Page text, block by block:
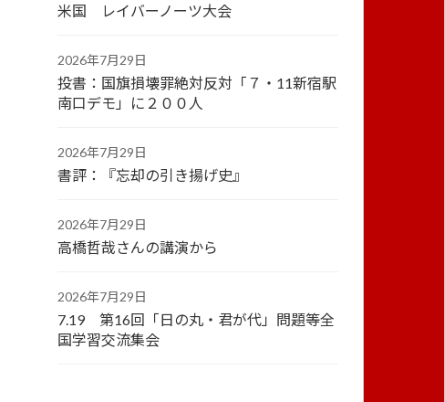
米国 レイバーノーツ大会
2026年7月29日
投書：国旗損壊罪絶対反対「７・11新宿駅
南口デモ」に２００人
2026年7月29日
書評：『忘却の引き揚げ史』
2026年7月29日
高橋哲哉さんの講演から
2026年7月29日
7.19 第16回「日の丸・君が代」問題等全
国学習交流集会